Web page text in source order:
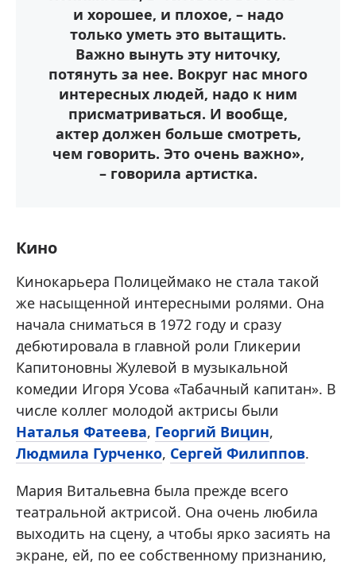
и хорошее, и плохое, – надо
только уметь это вытащить.
Важно вынуть эту ниточку,
потянуть за нее. Вокруг нас много
интересных людей, надо к ним
присматриваться. И вообще,
актер должен больше смотреть,
чем говорить. Это очень важно»,
– говорила артистка.
Кино
Кинокарьера Полицеймако не стала такой
же насыщенной интересными ролями. Она
начала сниматься в 1972 году и сразу
дебютировала в главной роли Гликерии
Капитоновны Жулевой в музыкальной
комедии Игоря Усова «Табачный капитан». В
числе коллег молодой актрисы были
Наталья Фатеева, Георгий Вицин,
Людмила Гурченко, Сергей Филиппов.
Мария Витальевна была прежде всего
театральной актрисой. Она очень любила
выходить на сцену, а чтобы ярко засиять на
экране, ей, по ее собственному признанию,